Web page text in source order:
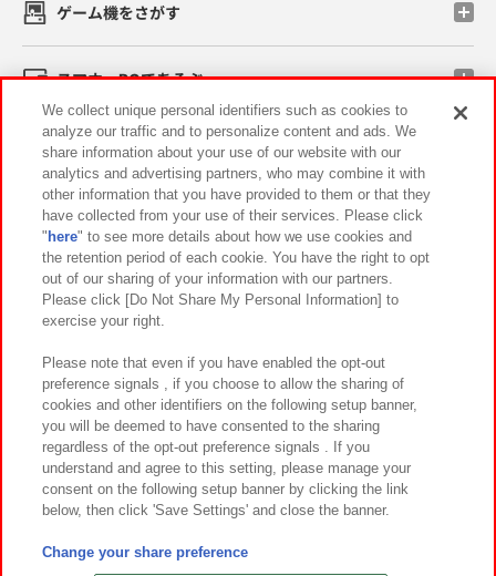
ゲーム機をさがす
スマホ・PCであそぶ
イベント・キャンペーン
関連会社 サステナビリティ サイトポリシー
プライバシーポリシー ウェブアクセシビリティ方針と検証結果
お取引先さまとともに
カスタマーハラスメント対応方針 よくあるご質問・お問い合わせ
©Bandai Namco Amusement Inc.
©Bandai Namco Amusement Lab Inc.
We collect unique personal identifiers such as cookies to
analyze our traffic and to personalize content and ads. We
share information about your use of our website with our
analytics and advertising partners, who may combine it with
other information that you have provided to them or that they
have collected from your use of their services. Please click
" here" to see more details about how we use cookies and
the retention period of each cookie. You have the right to opt
out of our sharing of your information with our partners.
Please click [Do Not Share My Personal Information] to
exercise your right.
Please note that even if you have enabled the opt-out
preference signals , if you choose to allow the sharing of
cookies and other identifiers on the following setup banner,
you will be deemed to have consented to the sharing
regardless of the opt-out preference signals . If you
understand and agree to this setting, please manage your
consent on the following setup banner by clicking the link
below, then click 'Save Settings' and close the banner.
Change your share preference